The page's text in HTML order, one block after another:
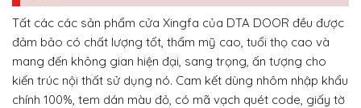
Tất các các sản phẩm cửa Xingfa của DTA DOOR đều được
đảm bảo có chất lượng tốt, thẩm mỹ cao, tuổi thọ cao và
mang đến không gian hiện đại, sang trọng, ấn tượng cho
kiến trúc nội thất sử dụng nó. Cam kết dùng nhôm nhập khẩu
chính 100%, tem dán màu đỏ, có mã vạch quét code, giấy tờ